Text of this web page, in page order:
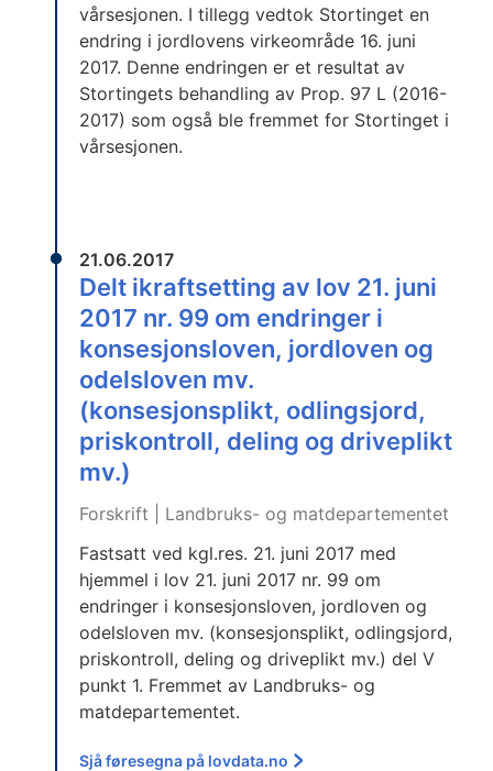
vårsesjonen. I tillegg vedtok Stortinget en
endring i jordlovens virkeområde 16. juni
2017. Denne endringen er et resultat av
Stortingets behandling av Prop. 97 L (2016-
2017) som også ble fremmet for Stortinget i
vårsesjonen.
21.06.2017
Delt ikraftsetting av lov 21. juni
2017 nr. 99 om endringer i
konsesjonsloven, jordloven og
odelsloven mv.
(konsesjonsplikt, odlingsjord,
priskontroll, deling og driveplikt
mv.)
Forskrift | Landbruks- og matdepartementet
Fastsatt ved kgl.res. 21. juni 2017 med
hjemmel i lov 21. juni 2017 nr. 99 om
endringer i konsesjonsloven, jordloven og
odelsloven mv. (konsesjonsplikt, odlingsjord,
priskontroll, deling og driveplikt mv.) del V
punkt 1. Fremmet av Landbruks- og
matdepartementet.
Sjå føresegna på lovdata.no